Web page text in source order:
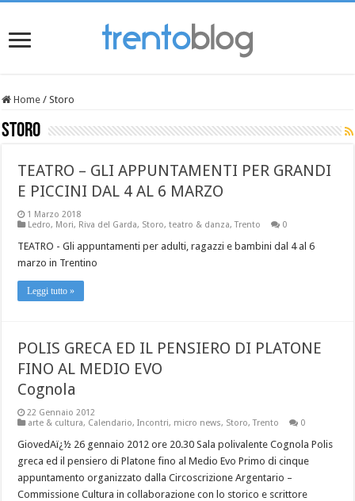
Home / Storo
Storo
TEATRO – GLI APPUNTAMENTI PER GRANDI
E PICCINI DAL 4 AL 6 MARZO
1 Marzo 2018
Ledro, Mori, Riva del Garda, Storo,teatro & danza,Trento 0
TEATRO - Gli appuntamenti per adulti, ragazzi e bambini dal 4 al 6
marzo in Trentino
Leggi tutto »
POLIS GRECA ED IL PENSIERO DI PLATONE
FINO AL MEDIO EVO
Cognola
22 Gennaio 2012
arte & cultura, Calendario,Incontri, micro news, Storo,Trento 0
GiovedAï¿½ 26 gennaio 2012 ore 20.30 Sala polivalente Cognola Polis
greca ed il pensiero di Platone fino al Medio Evo Primo di cinque
appuntamento organizzato dalla Circoscrizione Argentario –
Commissione Cultura in collaborazione con lo storico e scrittore